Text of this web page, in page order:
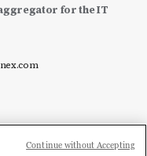
for the IT
Continue without Accepting